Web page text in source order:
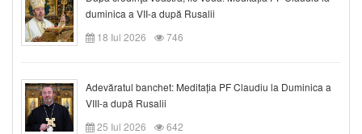
duminica a VII-a după Rusalii
18 Iul 2026
746
Adevăratul banchet: Meditația PF Claudiu la Duminica a
VIII-a după Rusalii
25 Iul 2026
642